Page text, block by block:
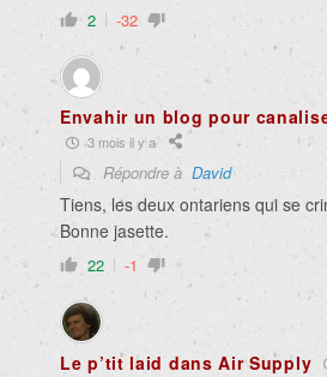
2 -32
Envahir un blog pour
3 mois il y a
Répondre à David
Tiens, les deux ontariens qui se
Bonne jasette.
22 -1
Le p’tit laid dans Air Supply